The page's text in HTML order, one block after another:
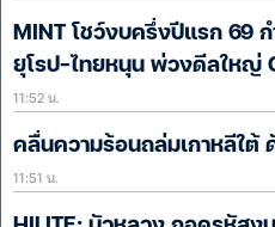
MINT โชว์งบครึ่งปีแรก 69 ก
ยุโรป-ไทยหนุน พ่วงดีลใหญ่
11:52 น.
คลื่นความร้อนถล่มเกาหลีใต้
11:51 น.